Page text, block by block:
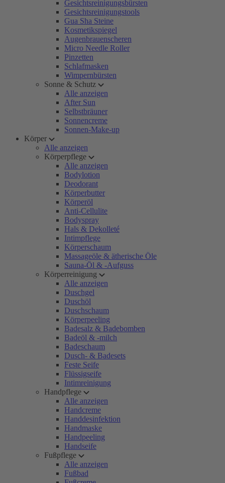
Gesichtsreinigungsbürsten
Gesichtsreinigungstools
Gua Sha Steine
Kosmetikspiegel
Augenbrauenscheren
Micro Needle Roller
Pinzetten
Schlafmasken
Wimpernbürsten
Sonne & Schutz
Alle anzeigen
After Sun
Selbstbräuner
Sonnencreme
Sonnen-Make-up
Körper
Alle anzeigen
Körperpflege
Alle anzeigen
Bodylotion
Deodorant
Körperbutter
Körperöl
Anti-Cellulite
Bodyspray
Hals & Dekolleté
Intimpflege
Körperschaum
Massageöle & ätherische Öle
Sauna-Öl & -Aufguss
Körperreinigung
Alle anzeigen
Duschgel
Duschöl
Duschschaum
Körperpeeling
Badesalz & Badebomben
Badeöl & -milch
Badeschaum
Dusch- & Badesets
Feste Seife
Flüssigseife
Intimreinigung
Handpflege
Alle anzeigen
Handcreme
Handdesinfektion
Handmaske
Handpeeling
Handseife
Fußpflege
Alle anzeigen
Fußbad